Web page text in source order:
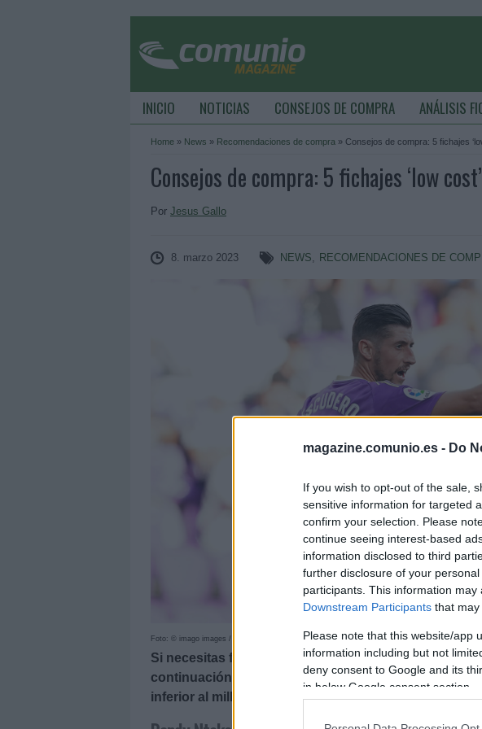
magazine.comunio.es - Do
If you wish to opt-out of the sale,
sensitive information for targeted
confirm your selection. Please
continue seeing interest-based
information disclosed to third
further disclosure of your
participants. This information
Downstream Participants that may
Please note that this website/app
information including but not
deny consent to Google and its
in below Google consent section.
INICIO NOTICIAS CONSEJOS DE COMPRA ANÁLISIS
Home » News » Recomendaciones de compra » Consejos de compra: 5 fichajes
Consejos de compra: 5 fichajes ‘low
Por Jesus Gallo
8. marzo 2023 NEWS, RECOMENDACIONES DE
Foto: © imago images / Alterphotos
Si necesitas fichajes baratos para completar tu
continuación te ofrecemos cinco consejos ‘low cost’
inferior al millón de euros.